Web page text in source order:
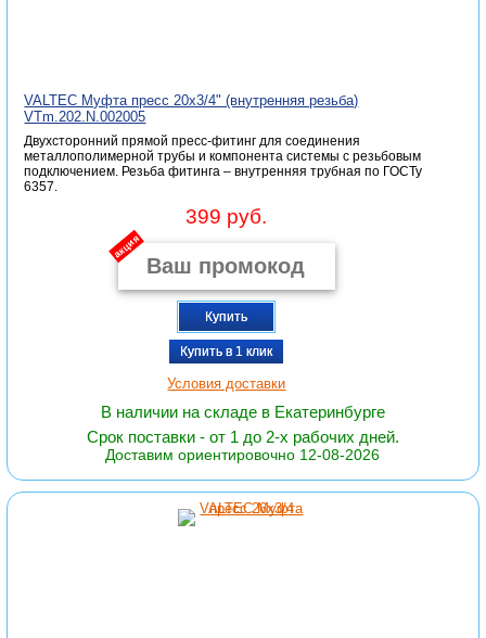
VALTEC Муфта пресс 20х3/4" (внутренняя резьба)
VTm.202.N.002005
Двухсторонний прямой пресс-фитинг для соединения
металлополимерной трубы и компонента системы с резьбовым
подключением. Резьба фитинга – внутренняя трубная по ГОСТу
6357.
399 руб.
акция
Купить
Купить в 1 клик
Условия доставки
В наличии на складе в Екатеринбурге
Срок поставки - от 1 до 2-х рабочих дней.
Доставим ориентировочно 12-08-2026